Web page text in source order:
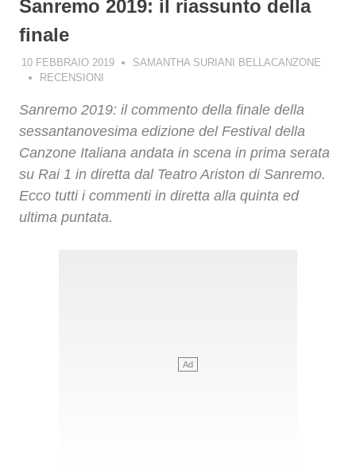
Sanremo 2019: il riassunto della
finale
10 FEBBRAIO 2019
SAMANTHA SURIANI BELLACANZONE
RECENSIONI
Sanremo 2019: il commento della finale della
sessantanovesima edizione del Festival della
Canzone Italiana andata in scena in prima serata
su Rai 1 in diretta dal Teatro Ariston di Sanremo.
Ecco tutti i commenti in diretta alla quinta ed
ultima puntata.